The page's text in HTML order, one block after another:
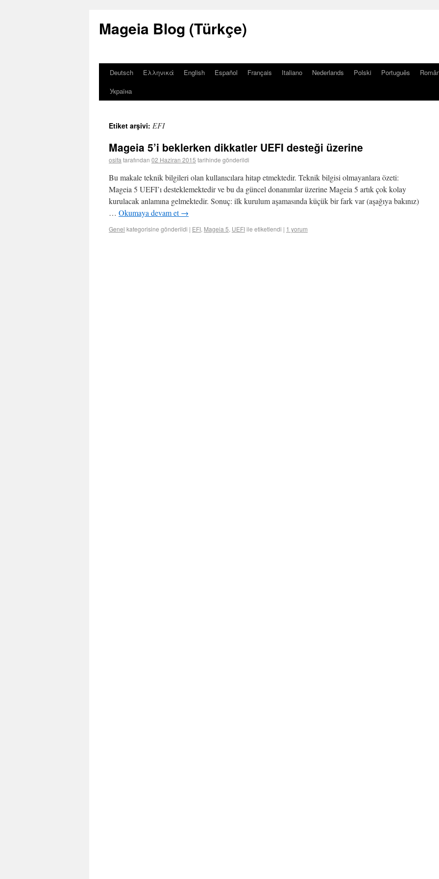
Mageia Blog (Türkçe)
Deutsch Ελληνικά English Español Français Italiano Nederlands Polski Português
Україна
Etiket arşivi: EFI
Mageia 5’i beklerken dikkatler UEFI desteği üzerine
osifa tarafından 02 Haziran 2015 tarihinde gönderildi
Bu makale teknik bilgileri olan kullanıcılara hitap etmektedir. Teknik bilgisi olmayanlara özeti:
Mageia 5 UEFI’ı desteklemektedir ve bu da güncel donanımlar üzerine Mageia 5 artık çok kolay
kurulacak anlamına gelmektedir. Sonuç: ilk kurulum aşamasında küçük bir fark var (aşağıya bakınız)
… Okumaya devam et→
Genel kategorisine gönderildi | EFI, Mageia 5, UEFIile etiketlendi | 1 yorum